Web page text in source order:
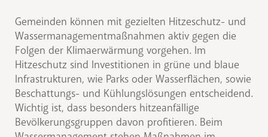
Gemeinden können mit gezielten Hitzeschutz- und
Wassermanagementmaßnahmen aktiv gegen die
Folgen der Klimaerwärmung vorgehen. Im
Hitzeschutz sind Investitionen in grüne und blaue
Infrastrukturen, wie Parks oder Wasserflächen, sowie
Beschattungs- und Kühlungslösungen entscheidend.
Wichtig ist, dass besonders hitzeanfällige
Bevölkerungsgruppen davon profitieren. Beim